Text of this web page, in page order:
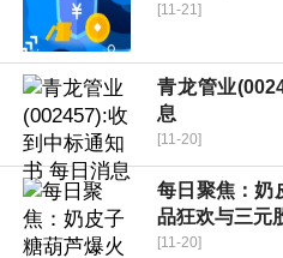
[11-21]
青龙管业
息
[11-20]
每日聚焦：奶
品狂欢与三元
[11-20]